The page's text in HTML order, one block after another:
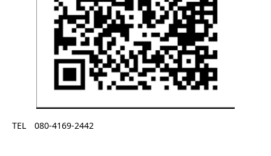
TEL 080-4169-2442